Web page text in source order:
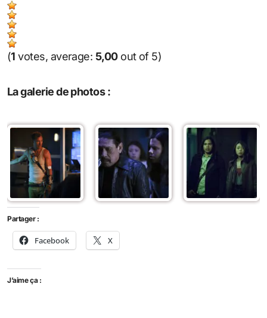
(1 votes, average: 5,00out of 5)
La galerie de photos :
Partager :
Facebook X
J’aime ça :